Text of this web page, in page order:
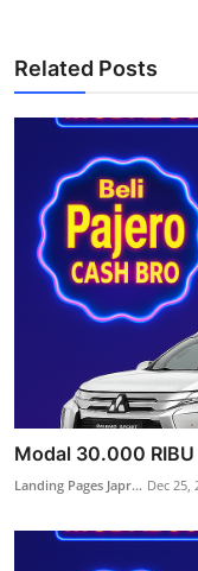
Related Posts
Modal 30.000 RIBU
Landing Pages Japr... Dec 25,